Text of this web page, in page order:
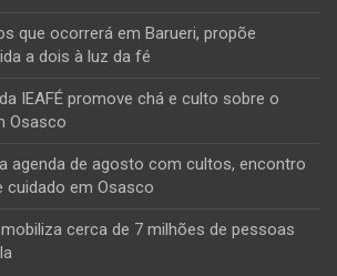
que ocorrerá em Barueri, propõe
a dois à luz da fé
IEAFÉ promove chá e culto sobre o
Osasco
agenda de agosto com cultos, encontro
cuidado em Osasco
cerca de 7 milhões de pessoas